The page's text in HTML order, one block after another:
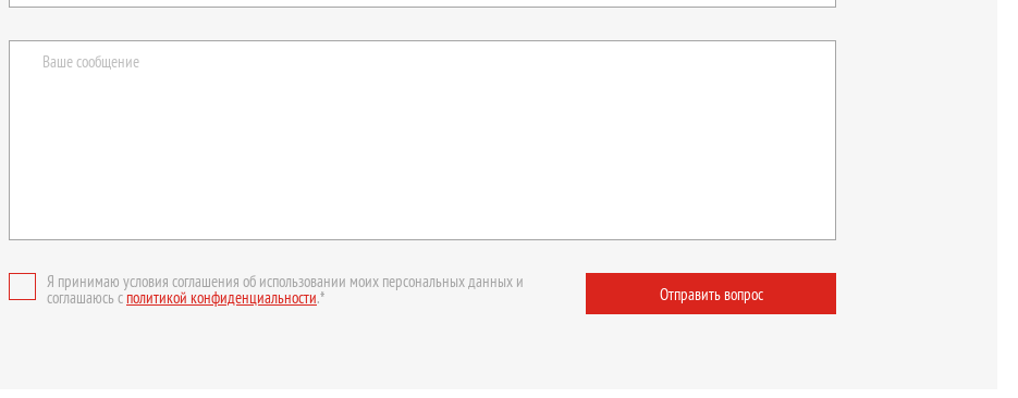
Я принимаю условия соглашения об использовании моих персональных данных и
соглашаюсь сполитикой конфиденциальности.* Отправить вопрос